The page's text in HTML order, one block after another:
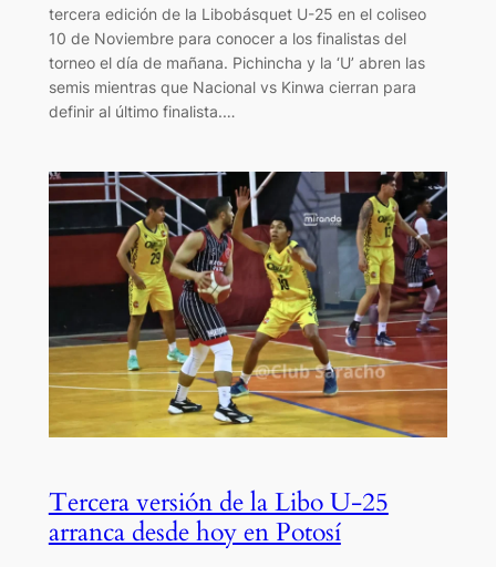
tercera edición de la Libobásquet U-25 en el coliseo
10 de Noviembre para conocer a los finalistas del
torneo el día de mañana. Pichincha y la ‘U’ abren las
semis mientras que Nacional vs Kinwa cierran para
definir al último finalista.…
Tercera versión de la Libo U-25
arranca desde hoy en Potosí